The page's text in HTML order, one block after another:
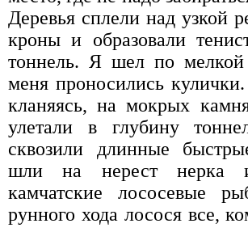
Деревья сплели над узкой
кроны и образовали
тоннель. Я шел по
меня проносились
кланяясь, на мокрых
улетали в глубину
сквозили длинные
шли на нерест
камчатские лососевые
рунного хода лосося все,